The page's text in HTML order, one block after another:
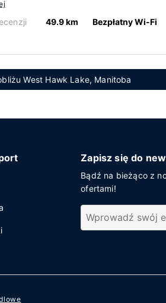
49.9 km Bezpłatny Wi-Fi
West Hawk Lake, Manitoba
Zapisz się do
Bądź na bieżąco z
ofertami!